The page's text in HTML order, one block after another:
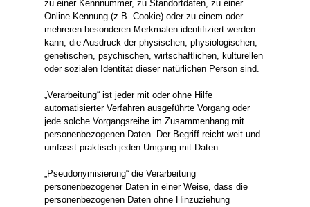
zu einer Kennnummer, zu Standortdaten, zu einer
Online-Kennung (z.B. Cookie) oder zu einem oder
mehreren besonderen Merkmalen identifiziert werden
kann, die Ausdruck der physischen, physiologischen,
genetischen, psychischen, wirtschaftlichen, kulturellen
oder sozialen Identität dieser natürlichen Person sind.
„Verarbeitung“ ist jeder mit oder ohne Hilfe
automatisierter Verfahren ausgeführte Vorgang oder
jede solche Vorgangsreihe im Zusammenhang mit
personenbezogenen Daten. Der Begriff reicht weit und
umfasst praktisch jeden Umgang mit Daten.
„Pseudonymisierung“ die Verarbeitung
personenbezogener Daten in einer Weise, dass die
personenbezogenen Daten ohne Hinzuziehung